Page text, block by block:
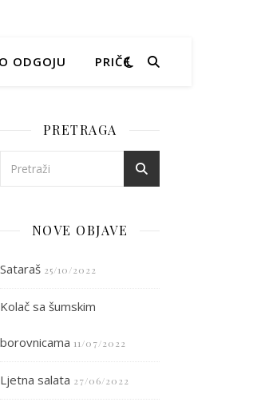
ODGOJU PRIČE
PRETRAGA
NOVE OBJAVE
Sataraš 25/10/2022
Kolač sa šumskim
borovnicama 11/07/2022
Ljetna salata 27/06/2022